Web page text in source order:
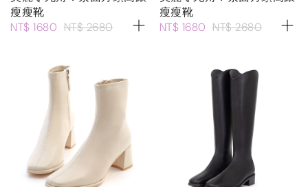
瘦瘦靴
NT$ 1680 NT$ 2680
瘦瘦靴
NT$ 1680 NT$ 2680